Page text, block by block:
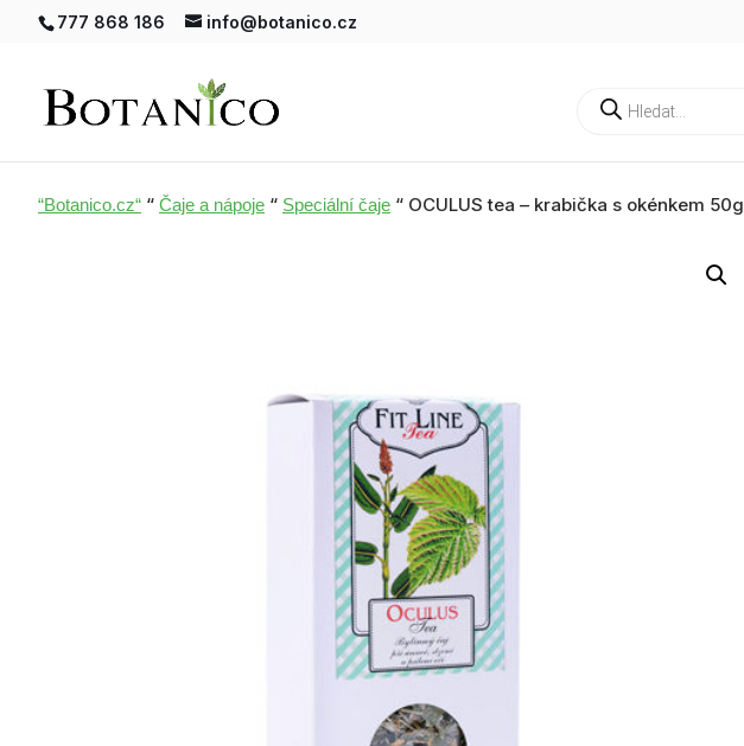
777 868 186 info@botanico.cz
Products
search
“Botanico.cz“ “ Čaje a nápoje “ Speciální čaje “ OCULUS tea – krabička s okénkem 50g